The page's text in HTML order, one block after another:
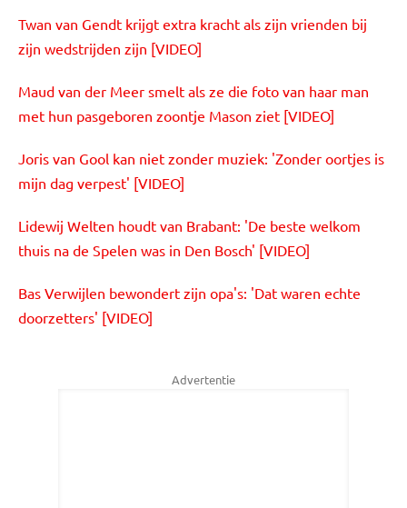
Twan van Gendt krijgt extra kracht als zijn vrienden bij
zijn wedstrijden zijn [VIDEO]
Maud van der Meer smelt als ze die foto van haar man
met hun pasgeboren zoontje Mason ziet [VIDEO]
Joris van Gool kan niet zonder muziek: 'Zonder oortjes is
mijn dag verpest' [VIDEO]
Lidewij Welten houdt van Brabant: 'De beste welkom
thuis na de Spelen was in Den Bosch' [VIDEO]
Bas Verwijlen bewondert zijn opa's: 'Dat waren echte
doorzetters' [VIDEO]
Advertentie